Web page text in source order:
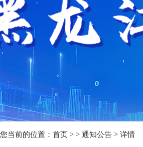
您当前的位置： 首页 > > 通知公告 > 详情